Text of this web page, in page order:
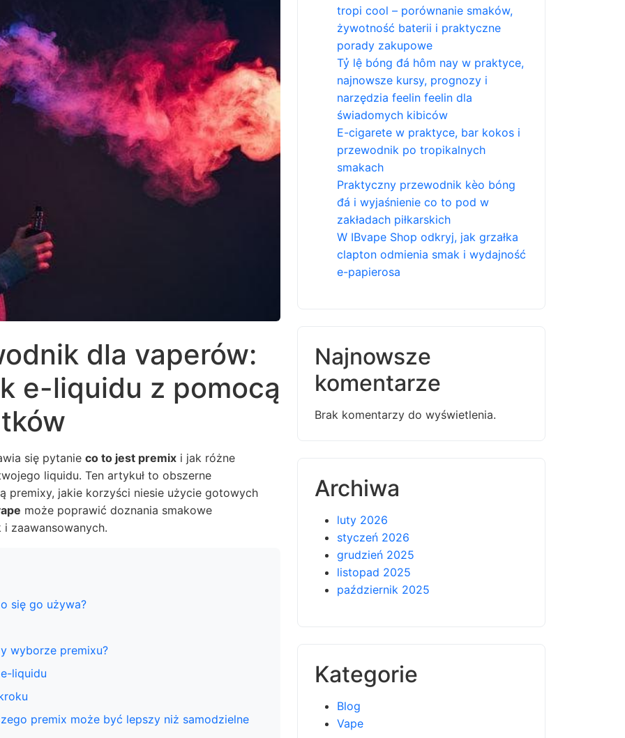
dla vaperów:
e-liquidu z pomocą
się pytanie co to jest premix i jak różne
liquidu. Ten artykuł to obszerne
premixy, jakie korzyści niesie użycie gotowych
może poprawić doznania smakowe
zaawansowanych.
się go używa?
wyborze premixu?
liquidu
premix może być lepszy niż samodzielne
tropi cool – porównanie smaków,
żywotność baterii i praktyczne
porady zakupowe
Tỷ lệ bóng đá hôm nay w praktyce,
najnowsze kursy, prognozy i
narzędzia feelin feelin dla
świadomych kibiców
E-cigarete w praktyce, bar kokos i
przewodnik po tropikalnych
smakach
Praktyczny przewodnik kèo bóng
đá i wyjaśnienie co to pod w
zakładach piłkarskich
W IBvape Shop odkryj, jak grzałka
clapton odmienia smak i wydajność
e-papierosa
Najnowsze
komentarze
Brak komentarzy do wyświetlenia.
Archiwa
luty 2026
styczeń 2026
grudzień 2025
listopad 2025
październik 2025
Kategorie
Blog
Vape